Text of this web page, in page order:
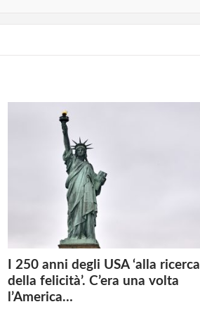
I 250 anni degli USA ‘alla ricerca
della felicità’. C’era una volta
l’America…